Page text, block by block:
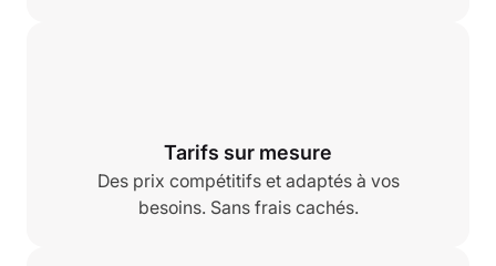
Tarifs sur mesure
Des prix compétitifs et adaptés à vos
besoins. Sans frais cachés.